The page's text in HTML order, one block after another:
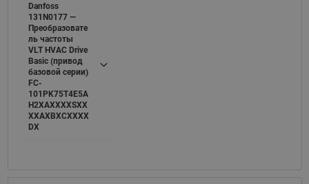
Danfoss
131N0177 —
Преобразовате
ль частоты
VLT HVAC Drive
Basic (привод
базовой серии)
FC-
101PK75T4E5A
H2XAXXXXSXX
XXAXBXCXXXX
DX